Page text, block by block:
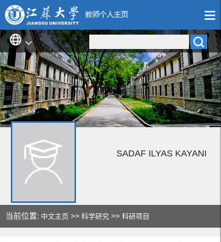
SADAF ILYAS KAYANI
当前位置: 中文主页 >>科学研究 >>科研项目